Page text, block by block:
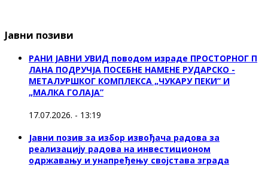
Јавни позиви
РАНИ ЈАВНИ УВИД поводом израде ПРОСТОРНОГ П
ЛАНА ПОДРУЧЈА ПОСЕБНЕ НАМЕНЕ РУДАРСКО -
МЕТАЛУРШКОГ КОМПЛЕКСА „ЧУКАРУ ПЕКИ” И
„МАЛКА ГОЛАЈА”
17.07.2026. - 13:19
Јавни позив за избор извођача радова за
реализацију радова на инвестиционом
одржавању и унапређењу својстава зграда